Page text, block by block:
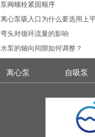
泵阀螺栓紧固顺序
离心泵吸入口为什么要选用上
弯头对循环流量的影响
水泵的轴向间隙如何调整？
离心泵 自吸泵